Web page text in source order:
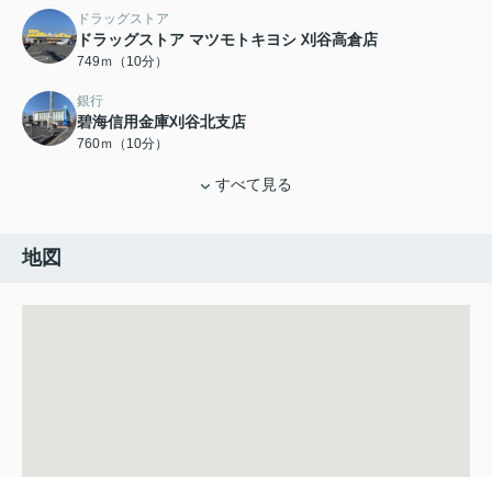
ドラッグストア
ドラッグストア マツモトキヨシ 刈谷高倉店
749ｍ（10分）
銀行
碧海信用金庫刈谷北支店
760ｍ（10分）
すべて見る
地図